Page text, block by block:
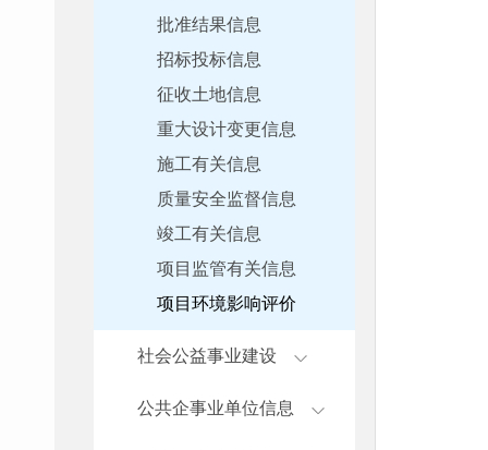
批准结果信息
招标投标信息
征收土地信息
重大设计变更信息
施工有关信息
质量安全监督信息
竣工有关信息
项目监管有关信息
项目环境影响评价
社会公益事业建设
公共企事业单位信息